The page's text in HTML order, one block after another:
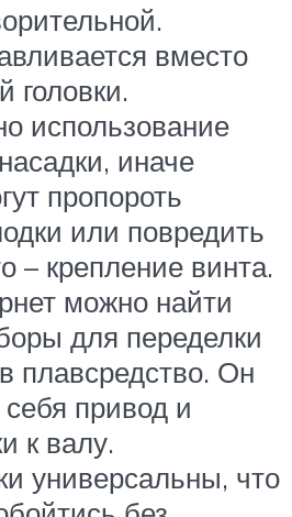
вместо
головки.
использование
иначе
пропороть
или повредить
– крепление винта.
можно найти
для переделки
плавсредство. Он
привод и
к валу.
универсальны, что